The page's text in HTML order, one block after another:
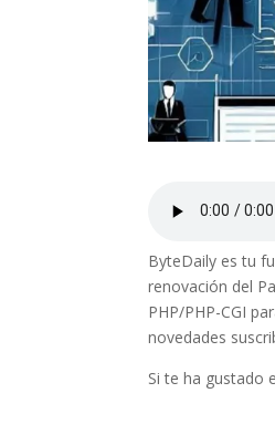
ByteDaily es tu
renovación del
PHP/PHP-CGI
novedades
Si te ha gustado